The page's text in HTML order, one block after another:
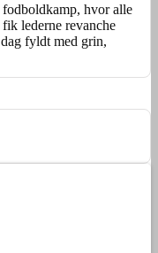
hvor alle
lederne revanche
fyldt med grin,